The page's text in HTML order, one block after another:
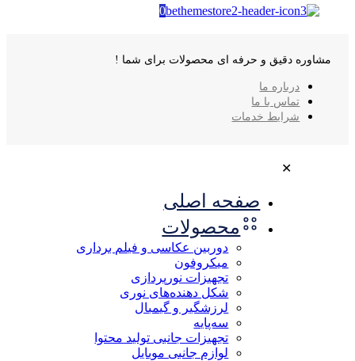
0
مشاوره دقیق و حرفه ای محصولات برای شما !
درباره ما
تماس با ما
شرایط خدمات
✕
صفحه اصلی
محصولات
دوربین عکاسی و فیلم برداری
میکروفون
تجهیزات نورپردازی
شکل‌ دهنده‌های نوری
لرزشگیر و گیمبال
سه‌پایه
تجهیزات جانبی تولید محتوا
لوازم جانبی موبایل